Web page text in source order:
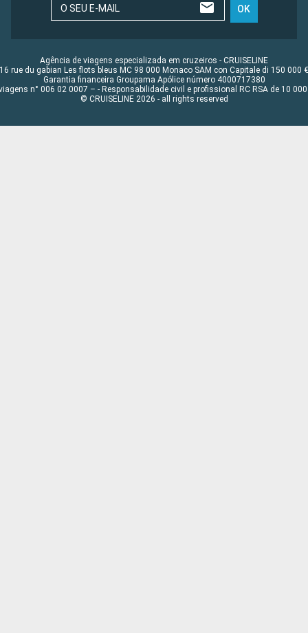
O SEU E-MAIL OK
Agência de viagens especializada em cruzeiros - CRUISELINE
16 rue du gabian Les flots bleus MC 98 000 Monaco SAM con Capitale di 150 000 €
Garantia financeira Groupama Apólice número 4000717380
n° 006 02 0007 – - Responsabilidade civil e profissional RC RSA de 10 000
© CRUISELINE 2026 - all rights reserved